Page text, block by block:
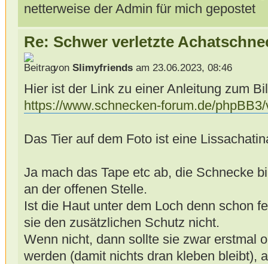
netterweise der Admin für mich gepostet
Re: Schwer verletzte
von Slimyfriendsam 23.06.2023, 08:46
Hier ist der Link zu einer Anleitung zum
https://www.schnecken-forum.de/
Das Tier auf dem Foto ist eine
Ja mach das Tape etc ab, die Schnecke
an der offenen Stelle.
Ist die Haut unter dem Loch denn schon
sie den zusätzlichen Schutz nicht.
Wenn nicht, dann sollte sie zwar erstmal
werden (damit nichts dran kleben bleibt),